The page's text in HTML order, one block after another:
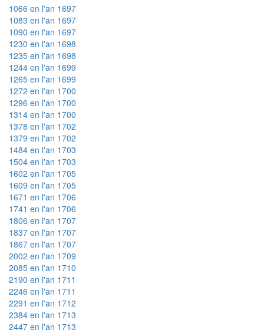
1066 en l'an 1697
1083 en l'an 1697
1090 en l'an 1697
1230 en l'an 1698
1235 en l'an 1698
1244 en l'an 1699
1265 en l'an 1699
1272 en l'an 1700
1296 en l'an 1700
1314 en l'an 1700
1378 en l'an 1702
1379 en l'an 1702
1484 en l'an 1703
1504 en l'an 1703
1602 en l'an 1705
1609 en l'an 1705
1671 en l'an 1706
1741 en l'an 1706
1806 en l'an 1707
1837 en l'an 1707
1867 en l'an 1707
2002 en l'an 1709
2085 en l'an 1710
2190 en l'an 1711
2246 en l'an 1711
2291 en l'an 1712
2384 en l'an 1713
2447 en l'an 1713